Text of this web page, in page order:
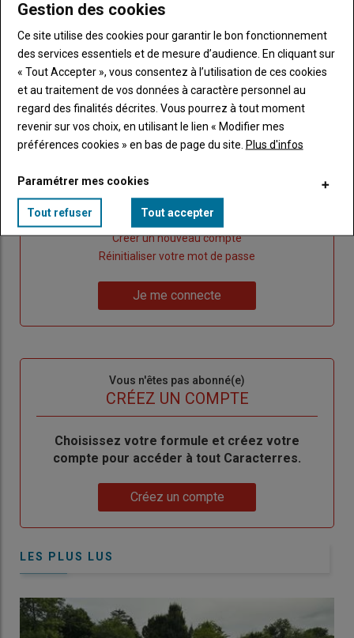
Publicité
Sous-
titre
Vous êtes abonné(e)
TITRE IDENTIFIEZ-VOUS
de votre abonnement
Lien
Créer un nouveau compte
de
Réinitialiser votre mot de passe
me
Je me connecte
Vous n'êtes pas abonné(e)
CRÉEZ UN COMPTE
BodyChoisissez votre formule et créez votre
compte pour accéder à tout Caracterres.
Créez un compte
LES PLUS LUS
Gestion des cookies
Ce site utilise des cookies pour garantir le bon fonctionnement
des services essentiels et de mesure d’audience. En cliquant sur
« Tout Accepter », vous consentez à l’utilisation de ces cookies
et au traitement de vos données à caractère personnel au
regard des finalités décrites. Vous pourrez à tout moment
revenir sur vos choix, en utilisant le lien « Modifier mes
préférences cookies » en bas de page du site. Plus d'infos
Paramétrer mes cookies
Tout refuser Tout accepter